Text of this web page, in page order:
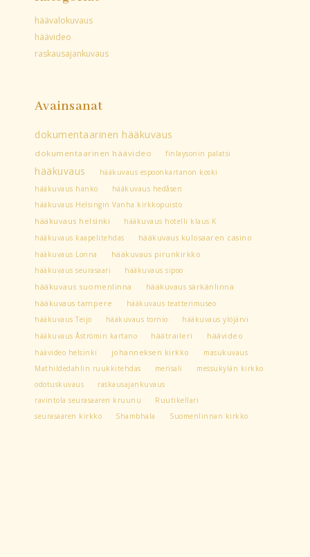
häävalokuvaus
häävideo
raskausajankuvaus
Avainsanat
dokumentaarinen hääkuvaus
dokumentaarinen häävideo finlaysonin palatsi
hääkuvaus
hääkuvaus espoonkartanon koski
hääkuvaus hanko
hääkuvaus hedåsen
hääkuvaus Helsingin Vanha kirkkopuisto
hääkuvaus helsinki
hääkuvaus hotelli klaus K
hääkuvaus kaapelitehdas
hääkuvaus kulosaaren casino
hääkuvaus Lonna
hääkuvaus pirunkirkko
hääkuvaus seurasaari
hääkuvaus sipoo
hääkuvaus suomenlinna
hääkuvaus särkänlinna
hääkuvaus tampere
hääkuvaus teatterimuseo
hääkuvaus Teijo
hääkuvaus tornio
hääkuvaus ylöjärvi
hääkuvaus Åströmin kartano
häätraileri
häävideo
häävideo helsinki
johanneksen kirkko
masukuvaus
Mathildedahlin ruukkitehdas
merisali
messukylän kirkko
odotuskuvaus
raskausajankuvaus
ravintola seurasaaren kruunu
Ruutikellari
seurasaaren kirkko
Shambhala Suomenlinnan kirkko